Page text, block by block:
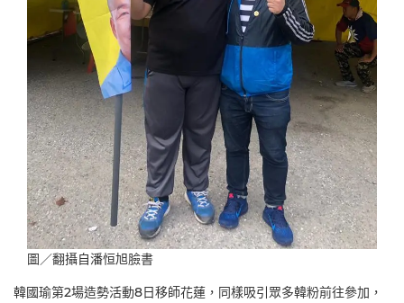
圖／翻攝自潘恒旭臉書
韓國瑜第2場造勢活動8日移師花蓮，同樣吸引眾多韓粉前往參加，